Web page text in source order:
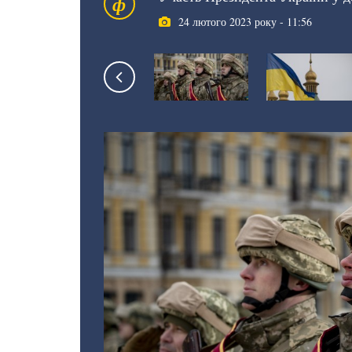
24 лютого 2023 року - 11:56